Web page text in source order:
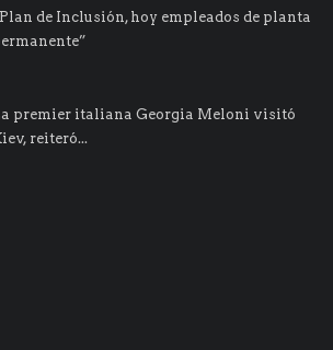
de Inclusión, hoy empleados de planta
premier italiana Georgia Meloni visitó
reiteró...